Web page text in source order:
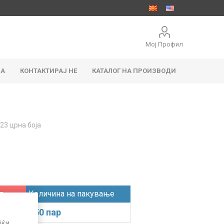
Мој Профил
Правоаголни садови
Чаши
КОНТАКТИРАЈ НЕ КАТАЛОГ НА ПРОИЗВОДИ
црна боја
Количина на пакување
150 пар